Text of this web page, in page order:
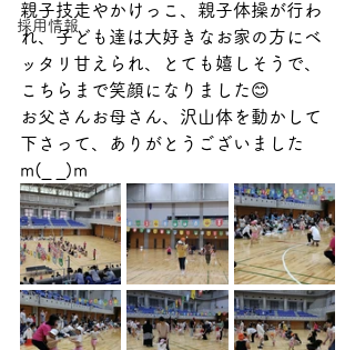
採用情報
親子技走やかけっこ、親子体操が行わ
れ、子ども達は大好きなお家の方にベ
ッタリ甘えられ、とても嬉しそうで、
こちらまで笑顔になりました😊
お父さんお母さん、沢山体を動かして
下さって、ありがとうございました
m(_ _)m